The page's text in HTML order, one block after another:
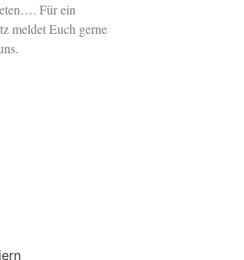
Für ein
meldet Euch gerne